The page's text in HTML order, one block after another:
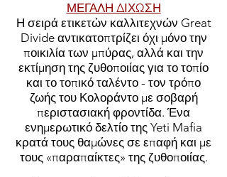
ΜΕΓΑΛΗ ΔΙΧΩΣΗ
Η σειρά ετικετών καλλιτεχνών Great
Divide αντικατοπτρίζει όχι μόνο την
ποικιλία των μπύρας, αλλά και την
εκτίμηση της ζυθοποιίας για το τοπίο
και το τοπικό ταλέντο - τον τρόπο
ζωής του Κολοράντο με σοβαρή
περιστασιακή φροντίδα. Ένα
ενημερωτικό δελτίο της Yeti Mafia
κρατά τους θαμώνες σε επαφή και με
τους «παραπαίκτες» της ζυθοποιίας.